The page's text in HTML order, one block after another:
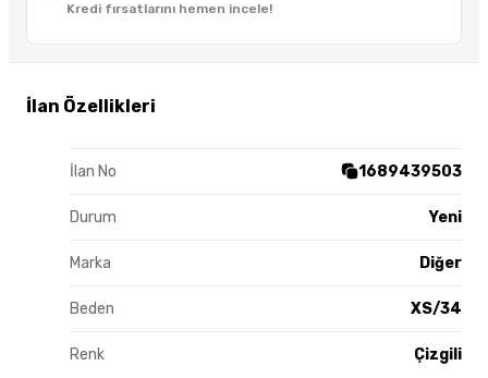
Kredi fırsatlarını hemen incele!
İlan Özellikleri
İlan No 1689439503
Durum Yeni
Marka Diğer
Beden XS/34
Renk Çizgili